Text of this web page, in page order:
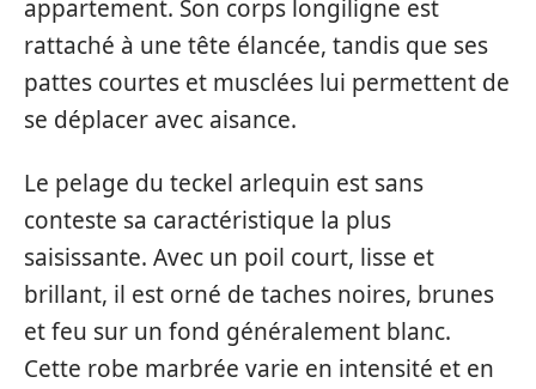
appartement. Son corps longiligne est
rattaché à une tête élancée, tandis que ses
pattes courtes et musclées lui permettent de
se déplacer avec aisance.
Le pelage du teckel arlequin est sans
conteste sa caractéristique la plus
saisissante. Avec un poil court, lisse et
brillant, il est orné de taches noires, brunes
et feu sur un fond généralement blanc.
Cette robe marbrée varie en intensité et en